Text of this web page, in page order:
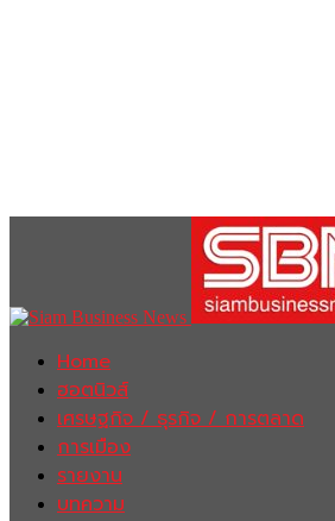
Home
ฮอตนิวส์
เศรษฐกิจ / ธุรกิจ / การตลาด
การเมือง
รายงาน
บทความ